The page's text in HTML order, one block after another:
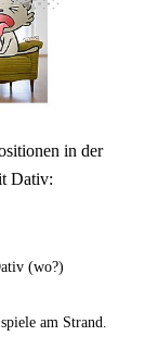
in der
Dativ:
(wo?)
am Strand.